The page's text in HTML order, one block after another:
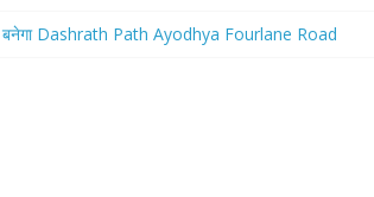
बनेगा Dashrath Path Ayodhya Fourlane Road
– Mohansarai Lahartara 6 Lane Road Varanasi
पुल – Prayagraj 6 Lane Ganga Bridge